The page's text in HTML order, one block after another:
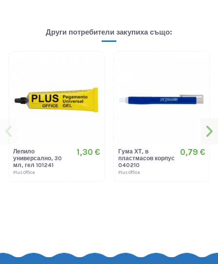
Други потребители закупиха също:
Лепило
универсално, 30
мл, гел 101241
Plus Office
1,30 €
Гума ХТ, в
пластмасов корпус
040210
Plus Office
0,79 €